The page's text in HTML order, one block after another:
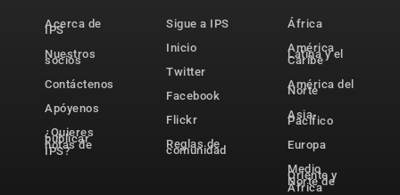
Acerca de
IPS
Nuestros
socios
Contáctenos
Apóyenos
¿Quieres
publicar
notas de
IPS?
Sigue a IPS
Inicio
Twitter
Facebook
Flickr
Reglas de
comunidad
África
América
Latina y el
Caribe
América del
Norte
Asia-
Pacífico
Europa
Medio
Oriente y
Norte de
África